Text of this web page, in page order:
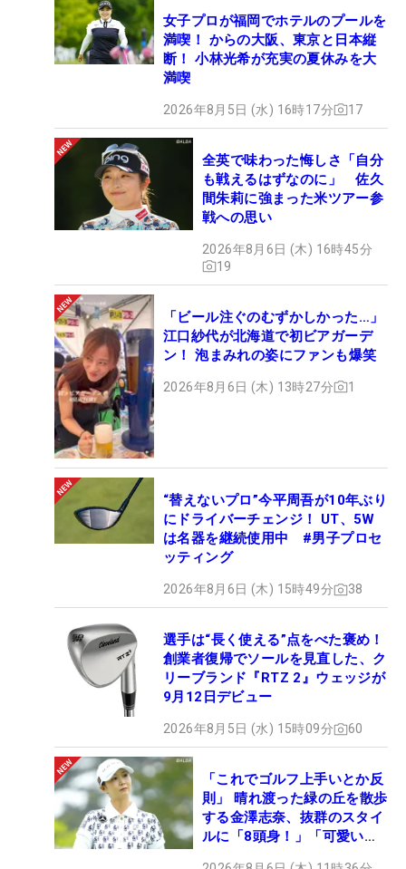
女子プロが福岡でホテルのプールを
満喫！ からの大阪、東京と日本縦
断！ 小林光希が充実の夏休みを大
満喫
2026年8月5日 (水) 16時17分 17
全英で味わった悔しさ「自分
も戦えるはずなのに」 佐久
間朱莉に強まった米ツアー参
戦への思い
2026年8月6日 (木) 16時45分
19
「ビール注ぐのむずかしかった…」
江口紗代が北海道で初ビアガーデ
ン！ 泡まみれの姿にファンも爆笑
2026年8月6日 (木) 13時27分 1
“替えないプロ”今平周吾が10年ぶり
にドライバーチェンジ！ UT、5W
は名器を継続使用中 #男子プロセ
ッティング
2026年8月6日 (木) 15時49分 38
選手は“長く使える”点をべた褒め！
創業者復帰でソールを見直した、ク
リーブランド『RTZ 2』ウェッジが
9月12日デビュー
2026年8月5日 (水) 15時09分 60
「これでゴルフ上手いとか反
則」 晴れ渡った緑の丘を散歩
する金澤志奈、抜群のスタイ
ルに「8頭身！」「可愛いに